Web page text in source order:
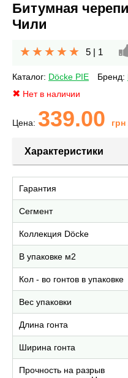
Битумная
Чили
5 | 1
Каталог: Döcke PIE Бренд:
Нет в наличии
Цена: 339.00 грн
Характеристики
Гарантия
Сегмент
Коллекция Döcke
В упаковке м2
Кол - во гонтов в упаковке
Вес упаковки
Длина гонта
Ширина гонта
Прочность на разрыв